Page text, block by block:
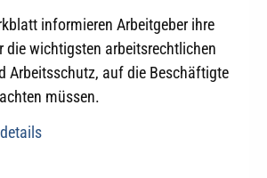
informieren Arbeitgeber ihre
die wichtigsten arbeitsrechtlichen
Arbeitsschutz, auf die Beschäftigte
müssen.